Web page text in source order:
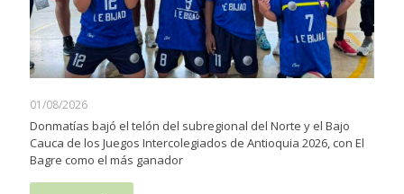
01/08/2026
Donmatías bajó el telón del subregional del Norte y el Bajo
Cauca de los Juegos Intercolegiados de Antioquia 2026, con El
Bagre como el más ganador